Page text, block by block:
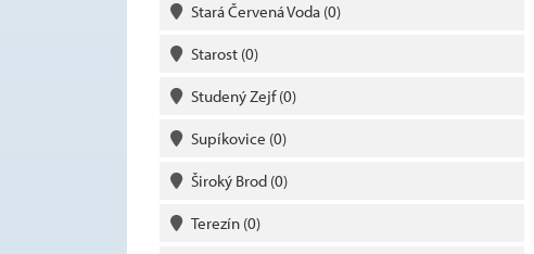
Stará Červená Voda (0)
Starost (0)
Studený Zejf(0)
Supíkovice (0)
Široký Brod (0)
Terezín (0)